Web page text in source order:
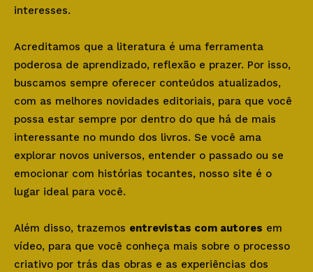
interesses.
Acreditamos que a literatura é uma ferramenta
poderosa de aprendizado, reflexão e prazer. Por isso,
buscamos sempre oferecer conteúdos atualizados,
com as melhores novidades editoriais, para que você
possa estar sempre por dentro do que há de mais
interessante no mundo dos livros. Se você ama
explorar novos universos, entender o passado ou se
emocionar com histórias tocantes, nosso site é o
lugar ideal para você.
Além disso, trazemos entrevistas com autores em
vídeo, para que você conheça mais sobre o processo
criativo por trás das obras e as experiências dos